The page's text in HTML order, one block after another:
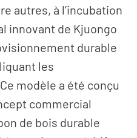
autres, à l’incubation
innovant de Kjuongo
durable
les
modèle a été conçu
commercial
de bois durable